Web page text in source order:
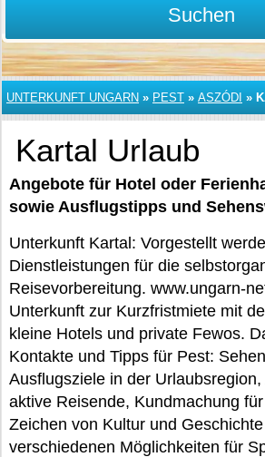
Suchen
UNTERKUNFT UNGARN » PEST » ASZÓDI »
Kartal Urlaub
Angebote für Hotel oder
sowie Ausflugstipps und
Unterkunft Kartal: Vorgestellt
Dienstleistungen für die
Reisevorbereitung. www.ungarn-
Unterkunft zur Kurzfristmiete mit
kleine Hotels und private Fewos.
Kontakte und Tipps für Pest:
Ausflugsziele in der
aktive Reisende, Kundmachung
Zeichen von Kultur und
verschiedenen Möglichkeiten für